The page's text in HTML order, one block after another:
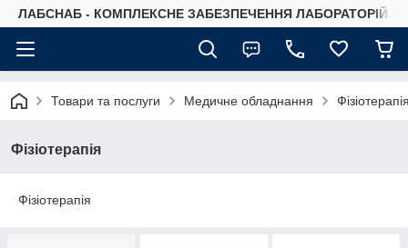
ЛАБСНАБ - КОМПЛЕКСНЕ ЗАБЕЗПЕЧЕННЯ ЛАБОРАТОРІЙ
Товари та послуги Медичне обладнання
Фізіотерапія
Фізіотерапія